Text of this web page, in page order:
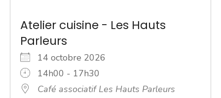
Atelier cuisine - Les Hauts
Parleurs
14 octobre 2026
14h00 - 17h30
Café associatif Les Hauts Parleurs